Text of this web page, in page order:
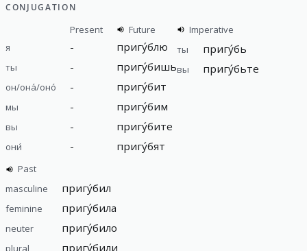
CONJUGATION
Present
Future
я
- пригу́блю
ты - пригу́бишь
он/она́/оно́ - пригу́бит
мы - пригу́бим
вы - пригу́бите
они́ - пригу́бят
Imperative
ты
пригу́бь
вы пригу́бьте
Past
masculine
пригу́бил
feminine пригу́била
neuter пригу́било
plural пригу́били